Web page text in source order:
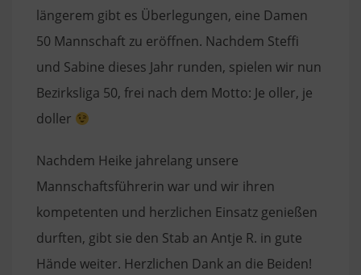
längerem gibt es Überlegungen, eine Damen
50 Mannschaft zu eröffnen. Nachdem Steffi
und Sabine dieses Jahr runden, spielen wir nun
Bezirksliga 50, frei nach dem Motto: Je oller, je
doller
Nachdem Heike jahrelang unsere
Mannschaftsführerin war und wir ihren
kompetenten und herzlichen Einsatz genießen
durften, gibt sie den Stab an Antje R. in gute
Hände weiter. Herzlichen Dank an die Beiden!